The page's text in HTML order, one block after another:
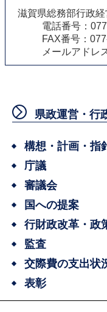
滋賀県総務部行政
電話番号：
FAX番号：
メールアドレ
県政運営・行
構想・計画・指
庁議
審議会
国への提案
行財政改革・政
監査
交際費の支出状
表彰